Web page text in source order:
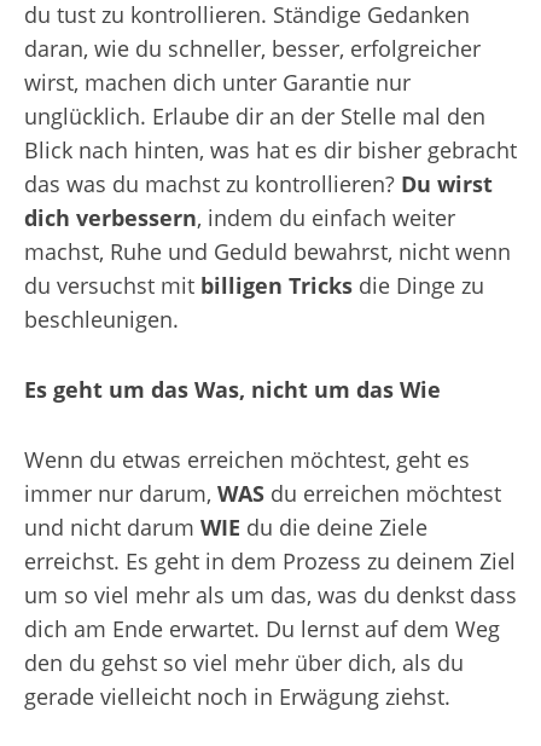
du tust zu kontrollieren. Ständige Gedanken
daran, wie du schneller, besser, erfolgreicher
wirst, machen dich unter Garantie nur
unglücklich. Erlaube dir an der Stelle mal den
Blick nach hinten, was hat es dir bisher gebracht
das was du machst zu kontrollieren? Du wirst
dich verbessern, indem du einfach weiter
machst, Ruhe und Geduld bewahrst, nicht wenn
du versuchst mit billigen Tricks die Dinge zu
beschleunigen.
Es geht um das Was, nicht um das Wie
Wenn du etwas erreichen möchtest, geht es
immer nur darum, WAS du erreichen möchtest
und nicht darum WIE du die deine Ziele
erreichst. Es geht in dem Prozess zu deinem Ziel
um so viel mehr als um das, was du denkst dass
dich am Ende erwartet. Du lernst auf dem Weg
den du gehst so viel mehr über dich, als du
gerade vielleicht noch in Erwägung ziehst.